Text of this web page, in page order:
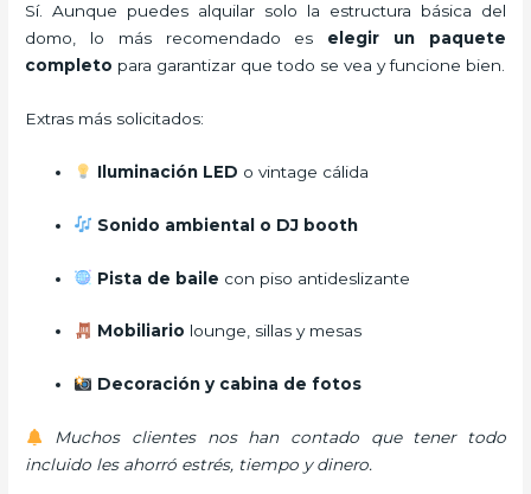
Sí. Aunque puedes alquilar solo la estructura básica del
domo, lo más recomendado es elegir un paquete
completo para garantizar que todo se vea y funcione bien.
Extras más solicitados:
Iluminación LED o vintage cálida
Sonido ambiental o DJ booth
Pista de baile con piso antideslizante
Mobiliario lounge, sillas y mesas
Decoración y cabina de fotos
Muchos clientes nos han contado que tener todo
incluido les ahorró estrés, tiempo y dinero.